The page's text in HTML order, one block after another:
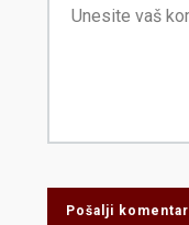
Pošalji komentar